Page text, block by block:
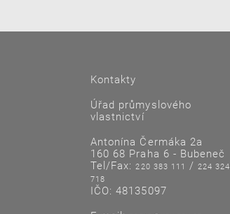
Kontakty
Úřad průmyslového
vlastnictví
Antonína Čermáka 2a
160 68 Praha 6 - Bubeneč
Tel/Fax:220 383 111 /224 324
718
IČO: 48135097